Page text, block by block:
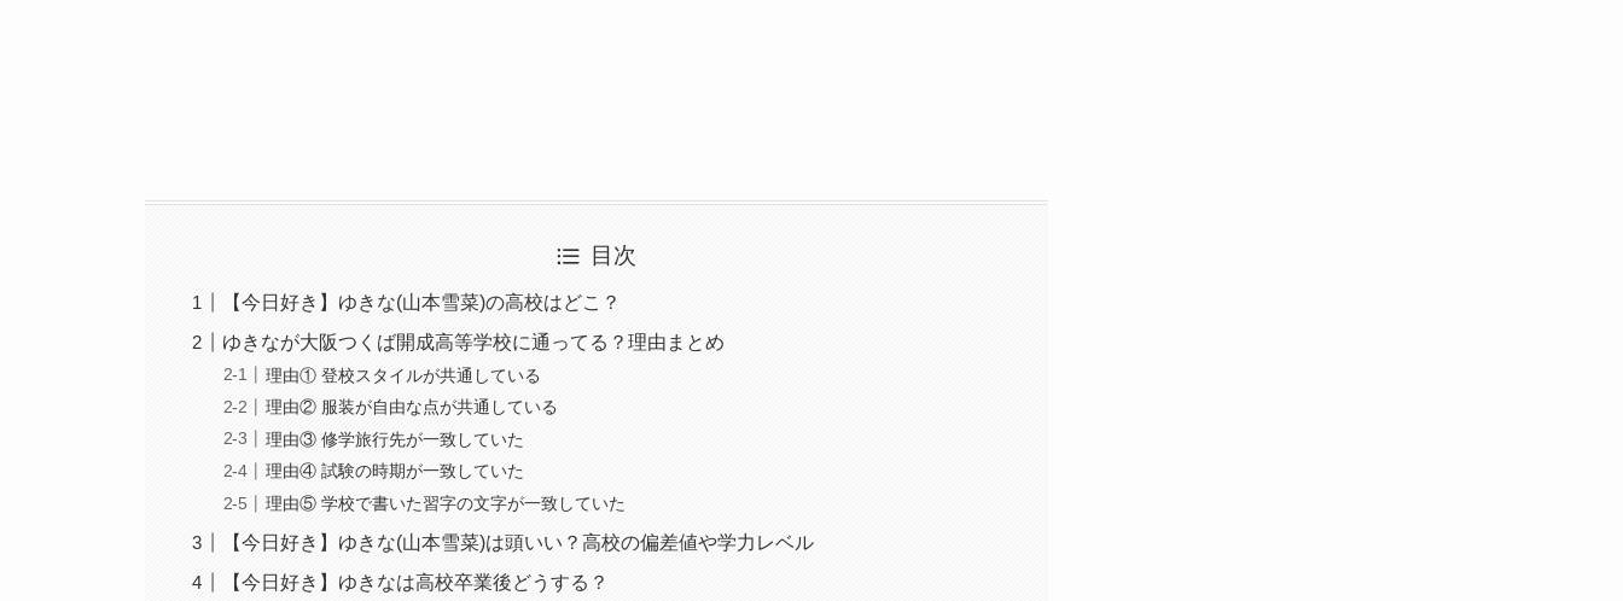
目次
【今日好き】ゆきな(山本雪菜)の高校はどこ？
ゆきなが大阪つくば開成高等学校に通ってる？理由まとめ
理由① 登校スタイルが共通している
理由② 服装が自由な点が共通している
理由③ 修学旅行先が一致していた
理由④ 試験の時期が一致していた
理由⑤ 学校で書いた習字の文字が一致していた
【今日好き】ゆきな(山本雪菜)は頭いい？高校の偏差値や学力レベル
【今日好き】ゆきなは高校卒業後どうする？